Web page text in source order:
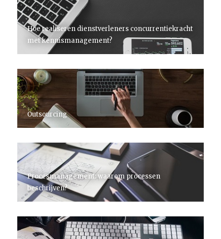
Hoe realiseren dienstverleners concurrentiekracht
met kennismanagement?
Outsourcing
Procesmanagement: waarom processen
beschrijven?